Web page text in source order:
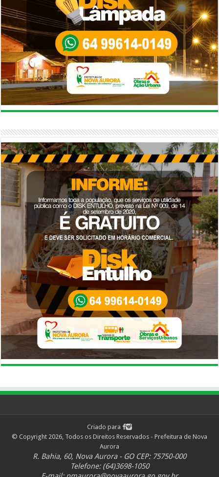
Criado para
© Copyright 2026, Todos os Direitos Reservados - Prefeitura de Nova
Aurora
R. Bahia, 60, Nova Aurora - GO CEP: 75750-000
Telefone: (64)3698-1050